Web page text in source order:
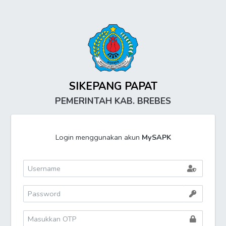
SIKEPANG PAPAT
PEMERINTAH KAB. BREBES
Login menggunakan akun MySAPK